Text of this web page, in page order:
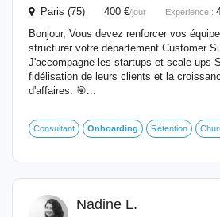
Paris (75) 400 €/jour Expérience :
Bonjour, Vous devez renforcer vos
structurer votre département Customer
J'accompagne les startups et scale-ups
fidélisation de leurs clients et la
d'affaires. 🎯...
Consultant Onboarding Rétention
Nadine L.